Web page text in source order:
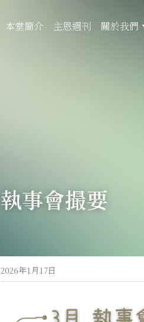
本堂簡介 主恩週刊 關於我們
執事會撮要
2026年1月17日